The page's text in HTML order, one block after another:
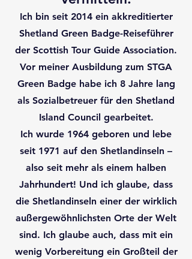
Ich bin seit 2014 ein akkreditierter
Shetland Green Badge-Reiseführer
der Scottish Tour Guide Association.
Vor meiner Ausbildung zum STGA
Green Badge habe ich 8 Jahre lang
als Sozialbetreuer für den Shetland
Island Council gearbeitet.
Ich wurde 1964 geboren und lebe
seit 1971 auf den Shetlandinseln –
also seit mehr als einem halben
Jahrhundert! Und ich glaube, dass
die Shetlandinseln einer der wirklich
außergewöhnlichsten Orte der Welt
sind. Ich glaube auch, dass mit ein
wenig Vorbereitung ein Großteil der